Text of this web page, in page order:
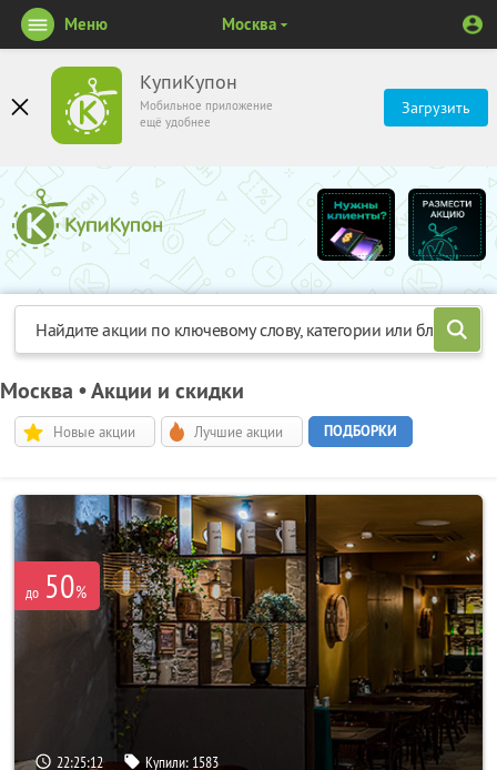
КупиКупон
Мобильное приложение
ещё удобнее
Загрузить
Меню Москва
Москва • Акции и скидки
Новые акции Лучшие акции ПОДБОРКИ
до 50%
22:25:08 Купили: 1583